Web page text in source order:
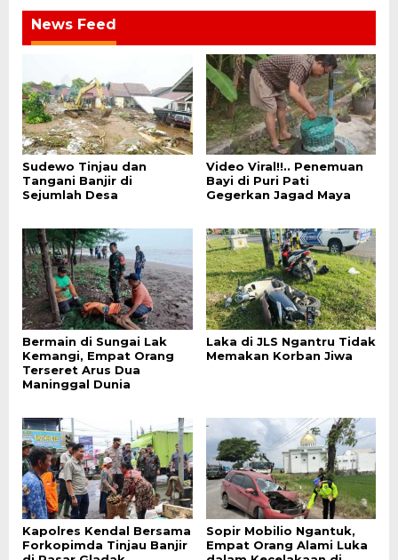
News Feed
Sudewo Tinjau dan
Tangani Banjir di
Sejumlah Desa
Video Viral!!.. Penemuan
Bayi di Puri Pati
Gegerkan Jagad Maya
Bermain di Sungai Lak
Kemangi, Empat Orang
Terseret Arus Dua
Maninggal Dunia
Laka di JLS Ngantru Tidak
Memakan Korban Jiwa
Kapolres Kendal Bersama
Forkopimda Tinjau Banjir
Sopir Mobilio Ngantuk,
Empat Orang Alami Luka